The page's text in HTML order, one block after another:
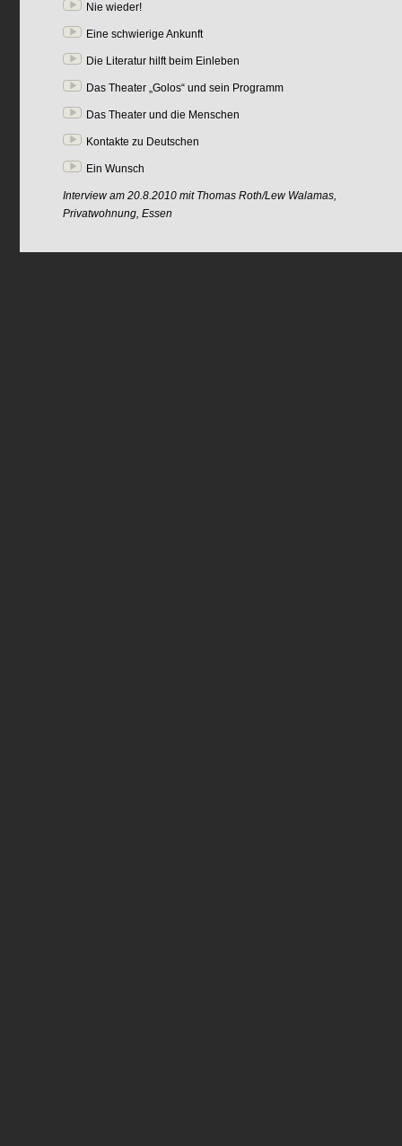
Nie wieder!
Eine schwierige Ankunft
Die Literatur hilft beim Einleben
Das Theater „Golos“ und sein Programm
Das Theater und die Menschen
Kontakte zu Deutschen
Ein Wunsch
Interview am 20.8.2010 mit Thomas Roth/Lew Walamas,
Privatwohnung, Essen